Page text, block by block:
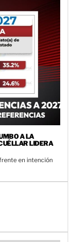
A LA
LIDERA
en intención